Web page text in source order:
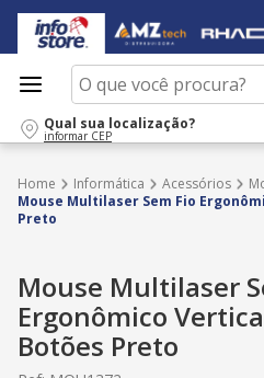
O que você procura?
Qual sua localização?
informar CEP
Informática Acessórios
Mouse Multilaser Sem Fio
Preto
Mouse Multilaser
Ergonômico
Botões Preto